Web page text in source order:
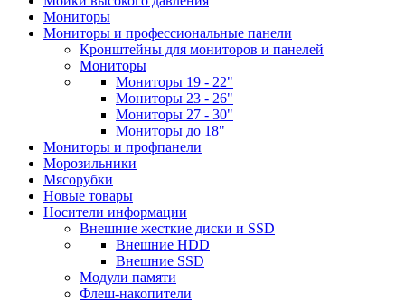
Мониторы
Мониторы и профессиональные панели
Кронштейны для мониторов и панелей
Мониторы
Мониторы 19 - 22"
Мониторы 23 - 26"
Мониторы 27 - 30"
Мониторы до 18"
Мониторы и профпанели
Морозильники
Мясорубки
Новые товары
Носители информации
Внешние жесткие диски и SSD
Внешние HDD
Внешние SSD
Модули памяти
Флеш-накопители